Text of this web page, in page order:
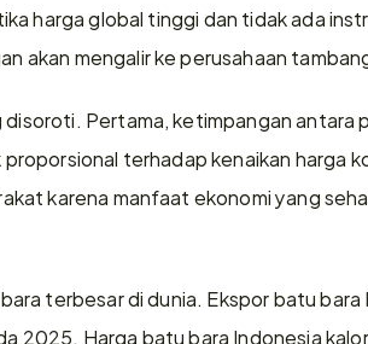
harga global tinggi dan tidak ada
akan mengalir ke perusahaan
Pertama, ketimpangan antara
terhadap kenaikan harga
karena manfaat ekonomi yang
terbesar di dunia. Ekspor batu
2025. Harga batu bara Indonesia